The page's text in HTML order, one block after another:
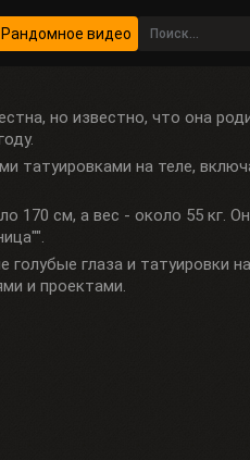
Рандомное видео
но известно, что она
татуировками на теле,
170 см, а вес - около 55 кг.
голубые глаза и татуировки
и проектами.